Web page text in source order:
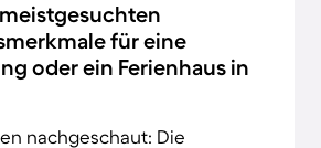
für eine
oder ein Ferienhaus in
nachgeschaut: Die